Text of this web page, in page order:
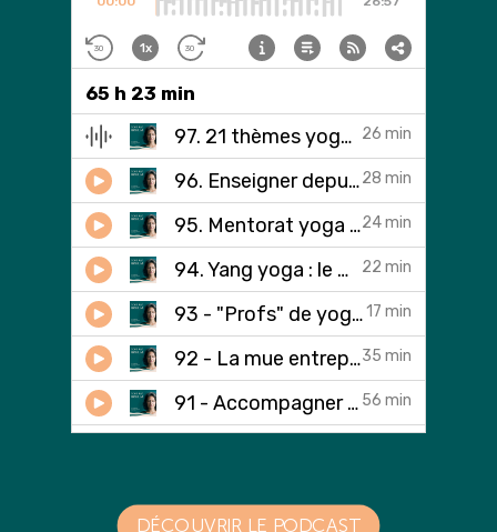
DÉCOUVRIR LE PODCAST